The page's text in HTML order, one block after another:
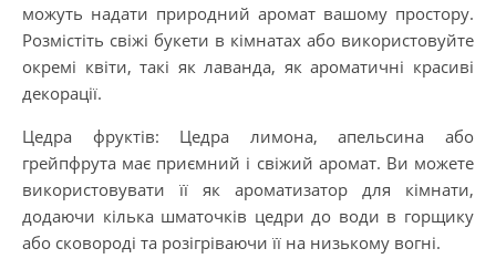
можуть надати природний аромат вашому простору.
Розмістіть свіжі букети в кімнатах або використовуйте
окремі квіти, такі як лаванда, як ароматичні красиві
декорації.
Цедра фруктів: Цедра лимона, апельсина або
грейпфрута має приємний і свіжий аромат. Ви можете
використовувати її як ароматизатор для кімнати,
додаючи кілька шматочків цедри до води в горщику
або сковороді та розігріваючи її на низькому вогні.